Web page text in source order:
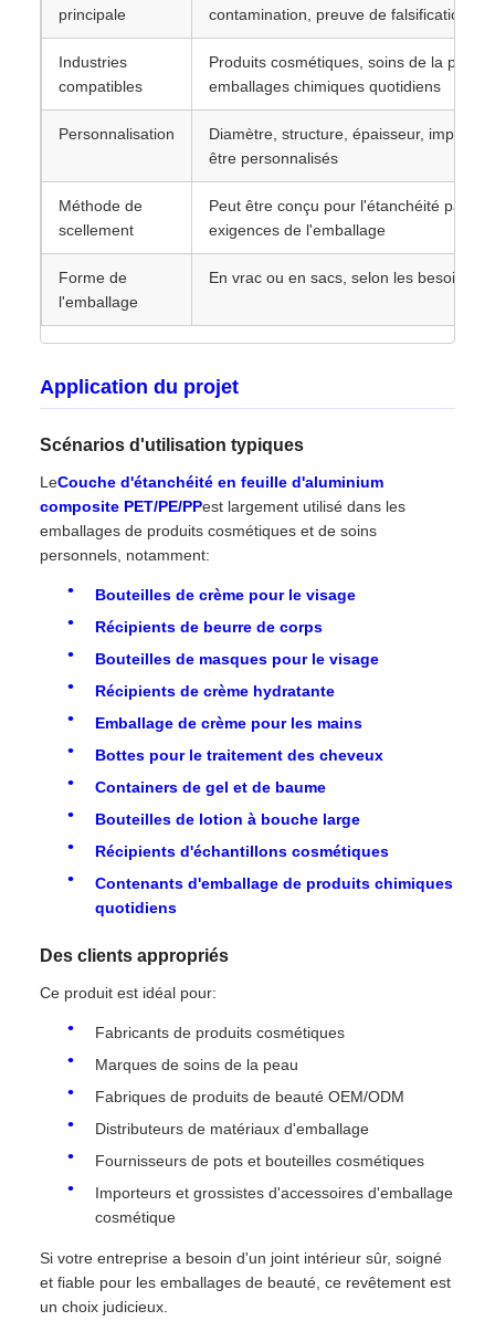
principale
contamination, preuve de falsification
Industries
compatibles
Produits cosmétiques, soins de la
emballages chimiques quotidiens
Personnalisation
Diamètre, structure, épaisseur,
être personnalisés
Méthode de
scellement
Peut être conçu pour l'étanchéité par
exigences de l'emballage
Forme de
l'emballage
En vrac ou en sacs, selon les besoins
Application du projet
Scénarios d'utilisation typiques
LeCouche d'étanchéité en feuille d'aluminium
composite PET/PE/PPest largement utilisé dans les
emballages de produits cosmétiques et de soins
personnels, notamment:
Bouteilles de crème pour le visage
Récipients de beurre de corps
Bouteilles de masques pour le visage
Récipients de crème hydratante
Emballage de crème pour les mains
Bottes pour le traitement des cheveux
Containers de gel et de baume
Bouteilles de lotion à bouche large
Récipients d'échantillons cosmétiques
Contenants d'emballage de produits chimiques
quotidiens
Des clients appropriés
Ce produit est idéal pour:
Fabricants de produits cosmétiques
Marques de soins de la peau
Fabriques de produits de beauté OEM/ODM
Distributeurs de matériaux d'emballage
Fournisseurs de pots et bouteilles cosmétiques
Importeurs et grossistes d'accessoires d'emballage
cosmétique
Si votre entreprise a besoin d'un joint intérieur sûr, soigné
et fiable pour les emballages de beauté, ce revêtement est
un choix judicieux.